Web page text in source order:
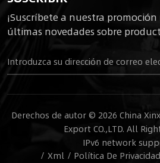
¡Suscríbete a nuestra
últimas novedades sobre
Derechos de autor © 2026 China
Export CO.,LTD. All
IPv6 network
/ Xml / Política De Privacidad